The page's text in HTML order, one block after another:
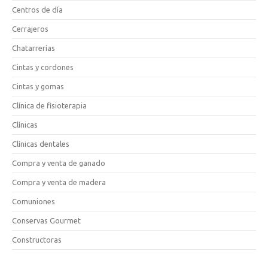
Centros de día
Cerrajeros
Chatarrerías
Cintas y cordones
Cintas y gomas
Clínica de fisioterapia
Clínicas
Clínicas dentales
Compra y venta de ganado
Compra y venta de madera
Comuniones
Conservas Gourmet
Constructoras